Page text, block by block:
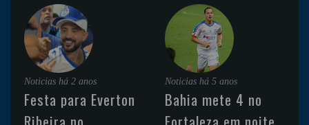
Noticias há 2 anos
Festa para Everton
Noticias há 5 anos
Bahia mete 4 no